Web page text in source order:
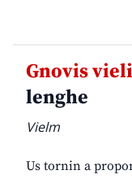
Gnovis
lenghe
Vielm
Us tornin a